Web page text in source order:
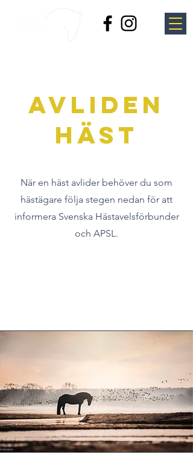
Avliden
häst
När en häst avlider behöver du som
hästägare följa stegen nedan för att
informera Svenska Hästavelsförbunder
och APSL.